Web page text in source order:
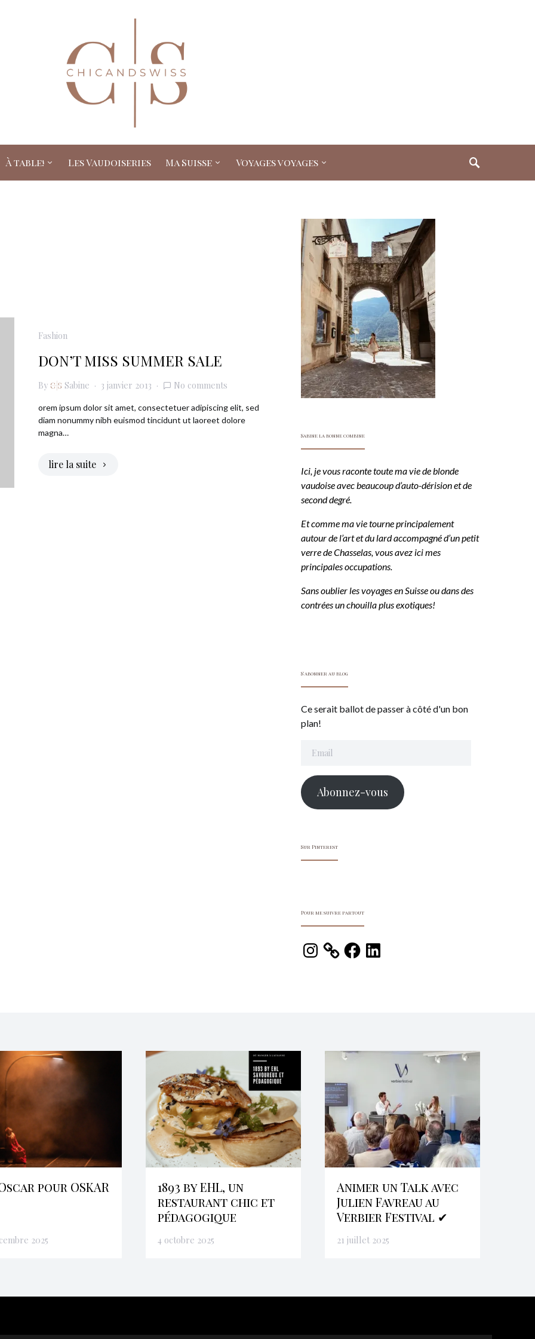
À table! Les Vaudoiseries Ma Suisse Voyages voyages
Fashion
DON’T MISS SUMMER SALE
By Sabine 3 janvier 2013 No comments
orem ipsum dolor sit amet, consectetuer adipiscing elit, sed
diam nonummy nibh euismod tincidunt ut laoreet dolore
magna…
lire la suite
Sabine la bonne combine
Ici, je vous raconte toute ma vie de blonde
vaudoise avec beaucoup d’auto-dérision et de
second degré.
Et comme ma vie tourne principalement
autour de l’art et du lard accompagné d’un petit
verre de Chasselas, vous avez ici mes
principales occupations.
Sans oublier les voyages en Suisse ou dans des
contrées un chouilla plus exotiques!
S'abonner au blog
Ce serait ballot de passer à côté d'un bon
plan!
Abonnez-vous
Sur Pinterest
Pour me suivre partout
Instagram FacebookLinkedIn
pour OSKAR
2025
1893 by EHL, un
restaurant chic et
pédagogique
4 octobre 2025
Animer un Talk avec
Julien Favreau au
Verbier Festival ✔
21 juillet 2025